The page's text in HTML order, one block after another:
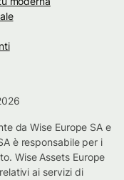
da Wise Europe SA e
è responsabile per i
Wise Assets Europe
ai servizi di